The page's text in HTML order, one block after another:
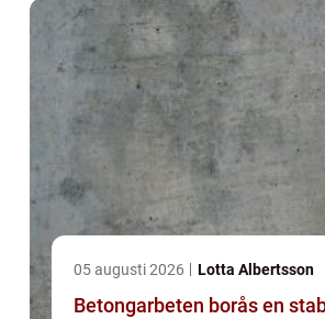
05 augusti 2026 Lotta Albertsson
Betongarbeten borås en stabil grund